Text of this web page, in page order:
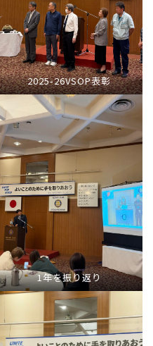
2025-26VSOP表彰
1年を振り返り